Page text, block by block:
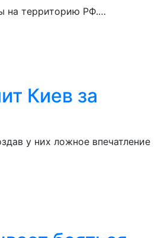
на территорию РФ.…
Киев за
у них ложное впечатление